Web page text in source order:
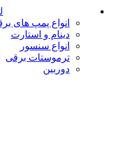
انواع پمپ های
دینام و استارت
انواع سنسور
ترموستات برقی
دوربین